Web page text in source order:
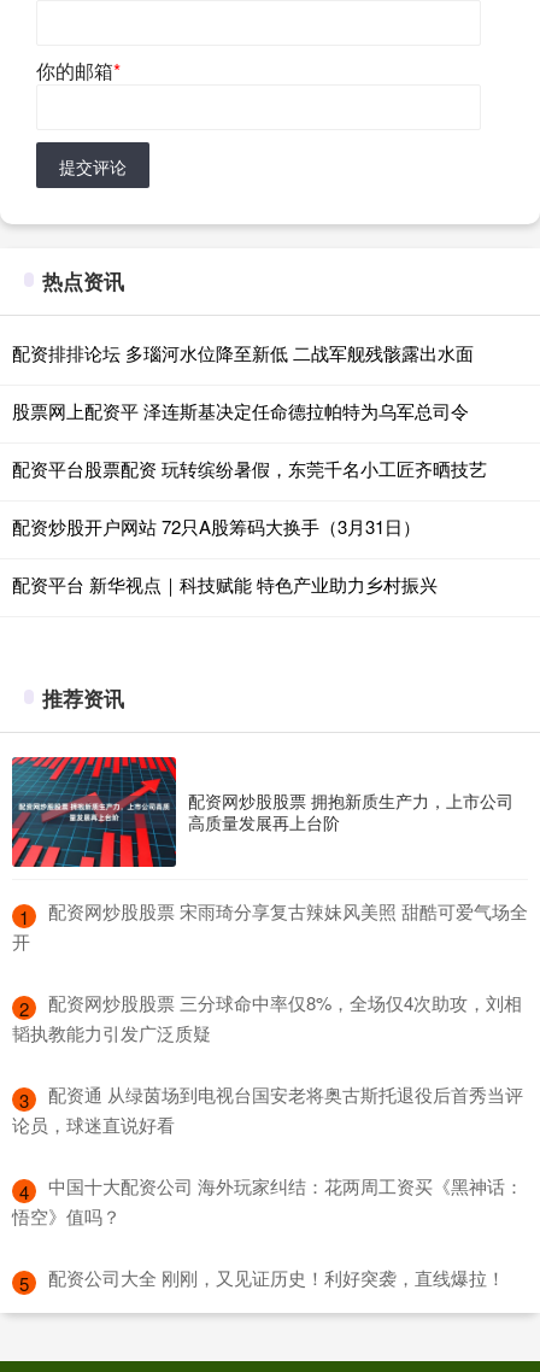
你的邮箱*
提交评论
热点资讯
配资排排论坛 多瑙河水位降至新低 二战军舰残骸露出水面
股票网上配资平 泽连斯基决定任命德拉帕特为乌军总司令
配资平台股票配资 玩转缤纷暑假，东莞千名小工匠齐晒技艺
配资炒股开户网站 72只A股筹码大换手（3月31日）
配资平台 新华视点｜科技赋能 特色产业助力乡村振兴
推荐资讯
配资网炒股股票 拥抱新质生产力，上市公司
高质量发展再上台阶
1
​配资网炒股股票 宋雨琦分享复古辣妹风美照 甜酷可爱气场全
开
2
​配资网炒股股票 三分球命中率仅8%，全场仅4次助攻，刘相
韬执教能力引发广泛质疑
3
​配资通 从绿茵场到电视台国安老将奥古斯托退役后首秀当评
论员，球迷直说好看
4
​中国十大配资公司 海外玩家纠结：花两周工资买《黑神话：
悟空》值吗？
5 ​配资公司大全 刚刚，又见证历史！利好突袭，直线爆拉！